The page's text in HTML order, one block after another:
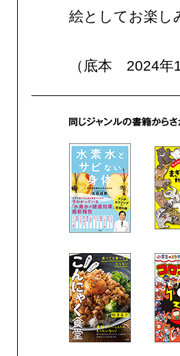
絵としてお楽し
（底本 2024年